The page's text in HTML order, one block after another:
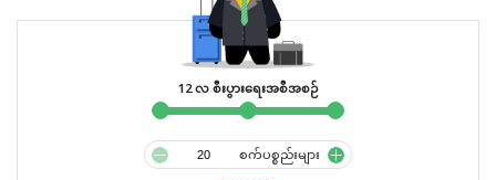
12 လ စီးပွားရေးအစီအစဉ်
စက်ပစ္စည်းများ